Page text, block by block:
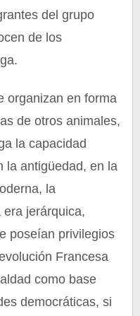
del grupo
de los
organizan en forma
de otros animales,
la capacidad
la antigüedad, en la
la
jerárquica,
poseían privilegios
Francesa
como base
democráticas, si